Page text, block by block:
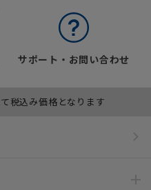
サポート・お問い合わせ
税込み価格となります